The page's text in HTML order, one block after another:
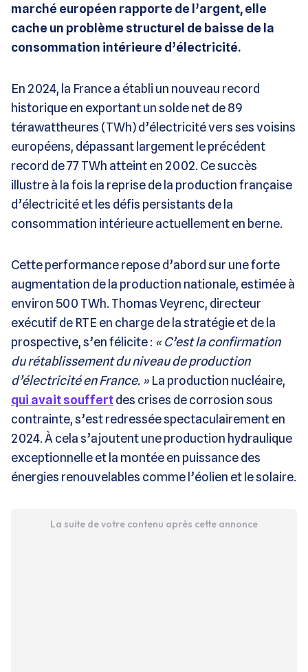
marché européen rapporte de l’argent, elle
cache un problème structurel de baisse de la
consommation intérieure d’électricité.
En 2024, la France a établi un nouveau record
historique en exportant un solde net de 89
térawattheures (TWh) d’électricité vers ses voisins
européens, dépassant largement le précédent
record de 77 TWh atteint en 2002. Ce succès
illustre à la fois la reprise de la production française
d’électricité et les défis persistants de la
consommation intérieure actuellement en berne.
Cette performance repose d’abord sur une forte
augmentation de la production nationale, estimée à
environ 500 TWh. Thomas Veyrenc, directeur
exécutif de RTE en charge de la stratégie et de la
prospective, s’en félicite : « C’est la confirmation
du rétablissement du niveau de production
d’électricité en France. » La production nucléaire,
qui avait souffertdes crises de corrosion sous
contrainte, s’est redressée spectaculairement en
2024. À cela s’ajoutent une production hydraulique
exceptionnelle et la montée en puissance des
énergies renouvelables comme l’éolien et le solaire.
La suite de votre contenu après cette annonce